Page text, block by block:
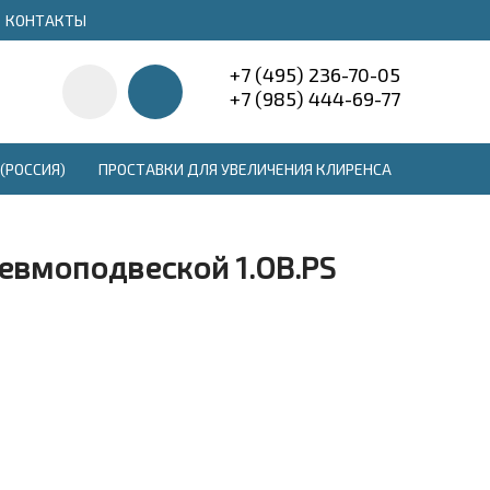
КОНТАКТЫ
+7 (495) 236-70-05
+7 (985) 444-69-77
ПРОСТАВКИ ДЛЯ УВЕЛИЧЕНИЯ КЛИРЕНСА
1.OB.PS